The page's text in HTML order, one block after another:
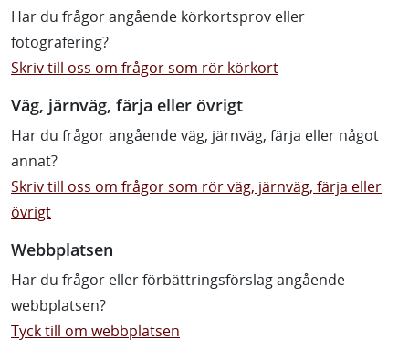
Har du frågor angående körkortsprov eller
fotografering?
Skriv till oss om frågor som rör körkort
Väg, järnväg, färja eller övrigt
Har du frågor angående väg, järnväg, färja eller något
annat?
Skriv till oss om frågor som rör väg, järnväg, färja eller
övrigt
Webbplatsen
Har du frågor eller förbättringsförslag angående
webbplatsen?
Tyck till om webbplatsen